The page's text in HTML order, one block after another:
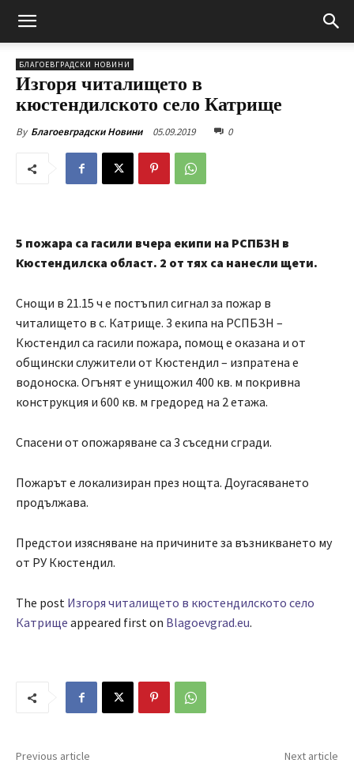
БЛАГОЕВГРАДСКИ НОВИНИ
Изгоря читалището в
кюстендилското село Катрище
By Благоевградски Новини 05.09.2019 0
5 пожара са гасили вчера екипи на РСПБЗН в
Кюстендилска област. 2 от тях са нанесли щети.
Снощи в 21.15 ч е постъпил сигнал за пожар в
читалището в с. Катрище. 3 екипа на РСПБЗН –
Кюстендил са гасили пожара, помощ е оказана и от
общински служители от Кюстендил – изпратена е
водоноска. Огънят е унищожил 400 кв. м покривна
конструкция и 600 кв. м гредоред на 2 етажа.
Спасени от опожаряване са 3 съседни сгради.
Пожарът е локализиран през нощта. Доугасяването
продължава.
Предстои изясняване на причините за възникването му
от РУ Кюстендил.
The post Изгоря читалището в кюстендилското село
Катрище appeared first on Blagoevgrad.eu.
Previous article Next article